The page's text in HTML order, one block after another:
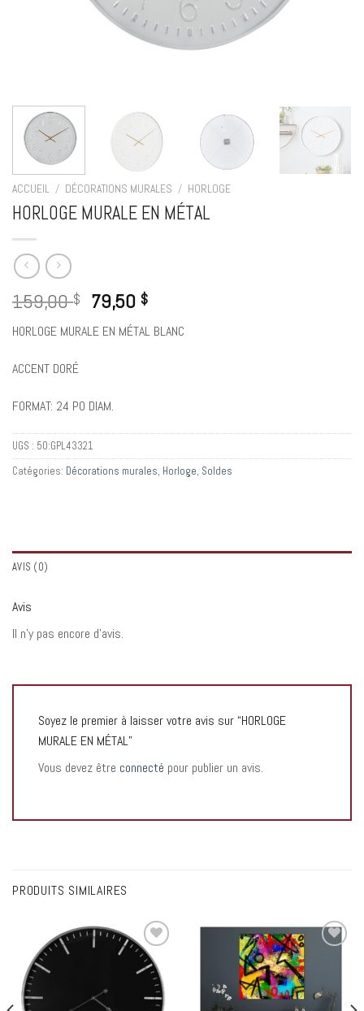
ACCUEIL / DÉCORATIONS MURALES / HORLOGE
HORLOGE MURALE EN MÉTAL
159,00$ 79,50$
HORLOGE MURALE EN MÉTAL BLANC
ACCENT DORÉ
FORMAT: 24 PO DIAM.
UGS : 50:GPL43321
Catégories: Décorations murales, Horloge, Soldes
AVIS (0)
Avis
Il n’y pas encore d’avis.
Soyez le premier à laisser votre avis sur “HORLOGE
MURALE EN MÉTAL”
Vous devez être connecté pour publier un avis.
PRODUITS SIMILAIRES
Add to
wishlist